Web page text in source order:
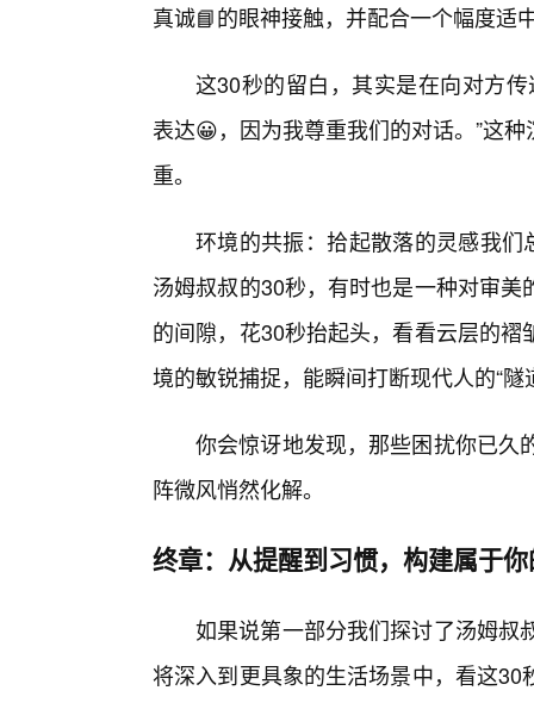
真诚📘的眼神接触，并配合一个幅度适
这30秒的留白，其实是在向对方
表达😀，因为我尊重我们的对话。”这
重。
环境的共振：拾起散落的灵感我们
汤姆叔叔的30秒，有时也是一种对审
的间隙，花30秒抬起头，看看云层的
境的敏锐捕捉，能瞬间打断现代人的“隧
你会惊讶地发现，那些困扰你已久
阵微风悄然化解。
终章：从提醒到习惯，构建属于
如果说第一部分我们探讨了汤姆叔
将深入到更具象的生活场景中，看这